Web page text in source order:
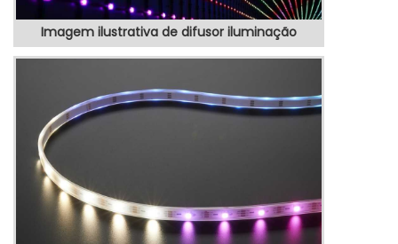
Imagem ilustrativa de difusor iluminação